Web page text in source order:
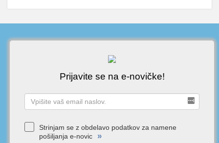
Prijavite se na e-novičke!
Strinjam se z obdelavo podatkov za namene
pošiljanja e-novic
»